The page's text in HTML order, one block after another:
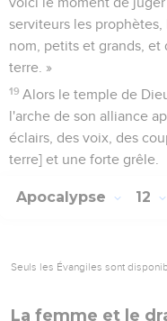
serviteurs les
nom, petits et grands,
terre. »
19 Alors le temple de
l'arche de son alliance
éclairs, des voix, des
terre] et une forte grêle.
Apocalypse 12
Seuls les Évangiles sont
La femme et le